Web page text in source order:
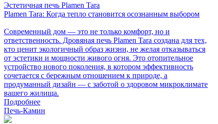
Эстетичная печь Plamen Tara
Plamen Tara: Когда тепло становится осознанным выбором
Современный дом — это не только комфорт, но и
ответственность. Дровяная печь Plamen Tara создана для тех,
кто ценит экологичный образ жизни, не желая отказываться
от эстетики и мощности живого огня. Это отопительное
устройство нового поколения, в котором эффективность
сочетается с бережным отношением к природе, а
продуманный дизайн — с заботой о здоровом микроклимате
вашего жилища.
Подробнее
Печь-Камин